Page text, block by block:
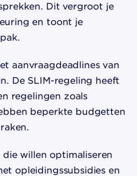
Dit vergroot je
en toont je
aanvraagdeadlines van
De SLIM-regeling heeft
regelingen zoals
beperkte budgetten
die willen optimaliseren
opleidingssubsidies en